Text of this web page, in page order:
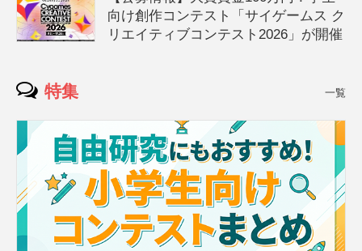
向け創作コンテスト「サイゲームス ク
リエイティブコンテスト2026」が開催
特集 一覧